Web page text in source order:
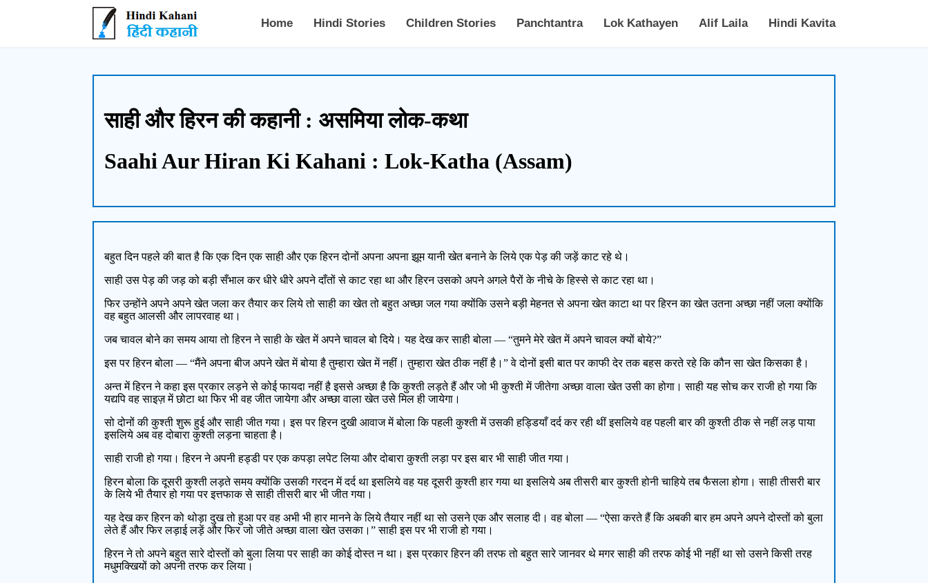
Hindi Kahani - हिंदी कहानी
Home Hindi Stories Children Stories Panchtantra Lok Kathayen Alif Laila Hindi Kavita
साही और हिरन की कहानी : असमिया लोक-कथा
Saahi Aur Hiran Ki Kahani : Lok-Katha (Assam)
बहुत दिन पहले की बात है कि एक दिन एक साही और एक हिरन दोनों अपना अपना झूम यानी खेत बनाने के लिये एक पेड़ की जड़ें काट रहे थे।
साही उस पेड़ की जड़ को बड़ी सँभाल कर धीरे धीरे अपने दाँतों से काट रहा था और हिरन उसको अपने अगले पैरों के नीचे के हिस्से से काट रहा था।
फिर उन्होंने अपने अपने खेत जला कर तैयार कर लिये तो साही का खेत तो बहुत अच्छा जल गया क्योंकि उसने बड़ी मेहनत से अपना खेत काटा था पर हिरन का खेत उतना अच्छा नहीं जला क्योंकि
वह बहुत आलसी और लापरवाह था।
जब चावल बोने का समय आया तो हिरन ने साही के खेत में अपने चावल बो दिये। यह देख कर साही बोला — “तुमने मेरे खेत में अपने चावल क्यों बोये?”
इस पर हिरन बोला — “मैंने अपना बीज अपने खेत में बोया है तुम्हारा खेत में नहीं। तुम्हारा खेत ठीक नहीं है।” वे दोनों इसी बात पर काफी देर तक बहस करते रहे कि कौन सा खेत किसका है।
अन्त में हिरन ने कहा इस प्रकार लड़ने से कोई फायदा नहीं है इससे अच्छा है कि कुश्ती लड़ते हैं और जो भी कुश्ती में जीतेगा अच्छा वाला खेत उसी का होगा। साही यह सोच कर राजी हो गया कि
यद्यपि वह साइज़ में छोटा था फिर भी वह जीत जायेगा और अच्छा वाला खेत उसे मिल ही जायेगा।
सो दोनों की कुश्ती शुरू हुई और साही जीत गया। इस पर हिरन दुखी आवाज में बोला कि पहली कुश्ती में उसकी हड्डियाँ दर्द कर रही थीं इसलिये वह पहली बार की कुश्ती ठीक से नहीं लड़ पाया
इसलिये अब वह दोबारा कुश्ती लड़ना चाहता है।
साही राजी हो गया। हिरन ने अपनी हड्डी पर एक कपड़ा लपेट लिया और दोबारा कुश्ती लड़ा पर इस बार भी साही जीत गया।
हिरन बोला कि दूसरी कुश्ती लड़ते समय क्योंकि उसकी गरदन में दर्द था इसलिये वह यह दूसरी कुश्ती हार गया था इसलिये अब तीसरी बार कुश्ती होनी चाहिये तब फैसला होगा। साही तीसरी बार
के लिये भी तैयार हो गया पर इत्तफाक से साही तीसरी बार भी जीत गया।
यह देख कर हिरन को थोड़ा दुख तो हुआ पर वह अभी भी हार मानने के लिये तैयार नहीं था सो उसने एक और सलाह दी। वह बोला — “ऐसा करते हैं कि अबकी बार हम अपने अपने दोस्तों को बुला
लेते हैं और फिर लड़ाई लड़ें और फिर जो जीते अच्छा वाला खेत उसका।” साही इस पर भी राजी हो गया।
हिरन ने तो अपने बहुत सारे दोस्तों को बुला लिया पर साही का कोई दोस्त न था। इस प्रकार हिरन की तरफ तो बहुत सारे जानवर थे मगर साही की तरफ कोई भी नहीं था सो उसने किसी तरह
मधुमक्खियों को अपनी तरफ कर लिया।